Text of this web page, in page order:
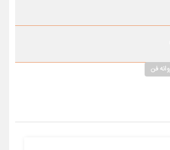
فن